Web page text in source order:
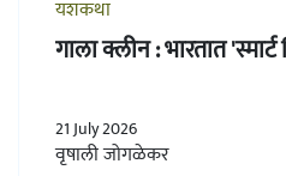
यशकथा
गाला क्लीन : भारतात
21 July 2026
वृषाली जोगळेकर